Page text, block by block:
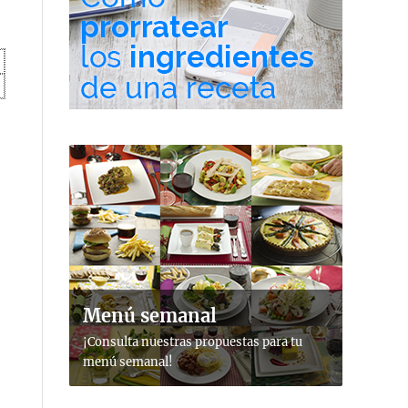
Menú semanal
¡Consulta nuestras propuestas para tu
menú semanal!